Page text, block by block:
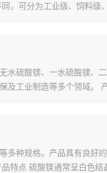
，可分为工业级、饲料级、
硫酸镁、一水硫酸镁、
及工业制造等多个领域。
多种规格。产品具有良好
特点 硫酸镁通常呈白色结